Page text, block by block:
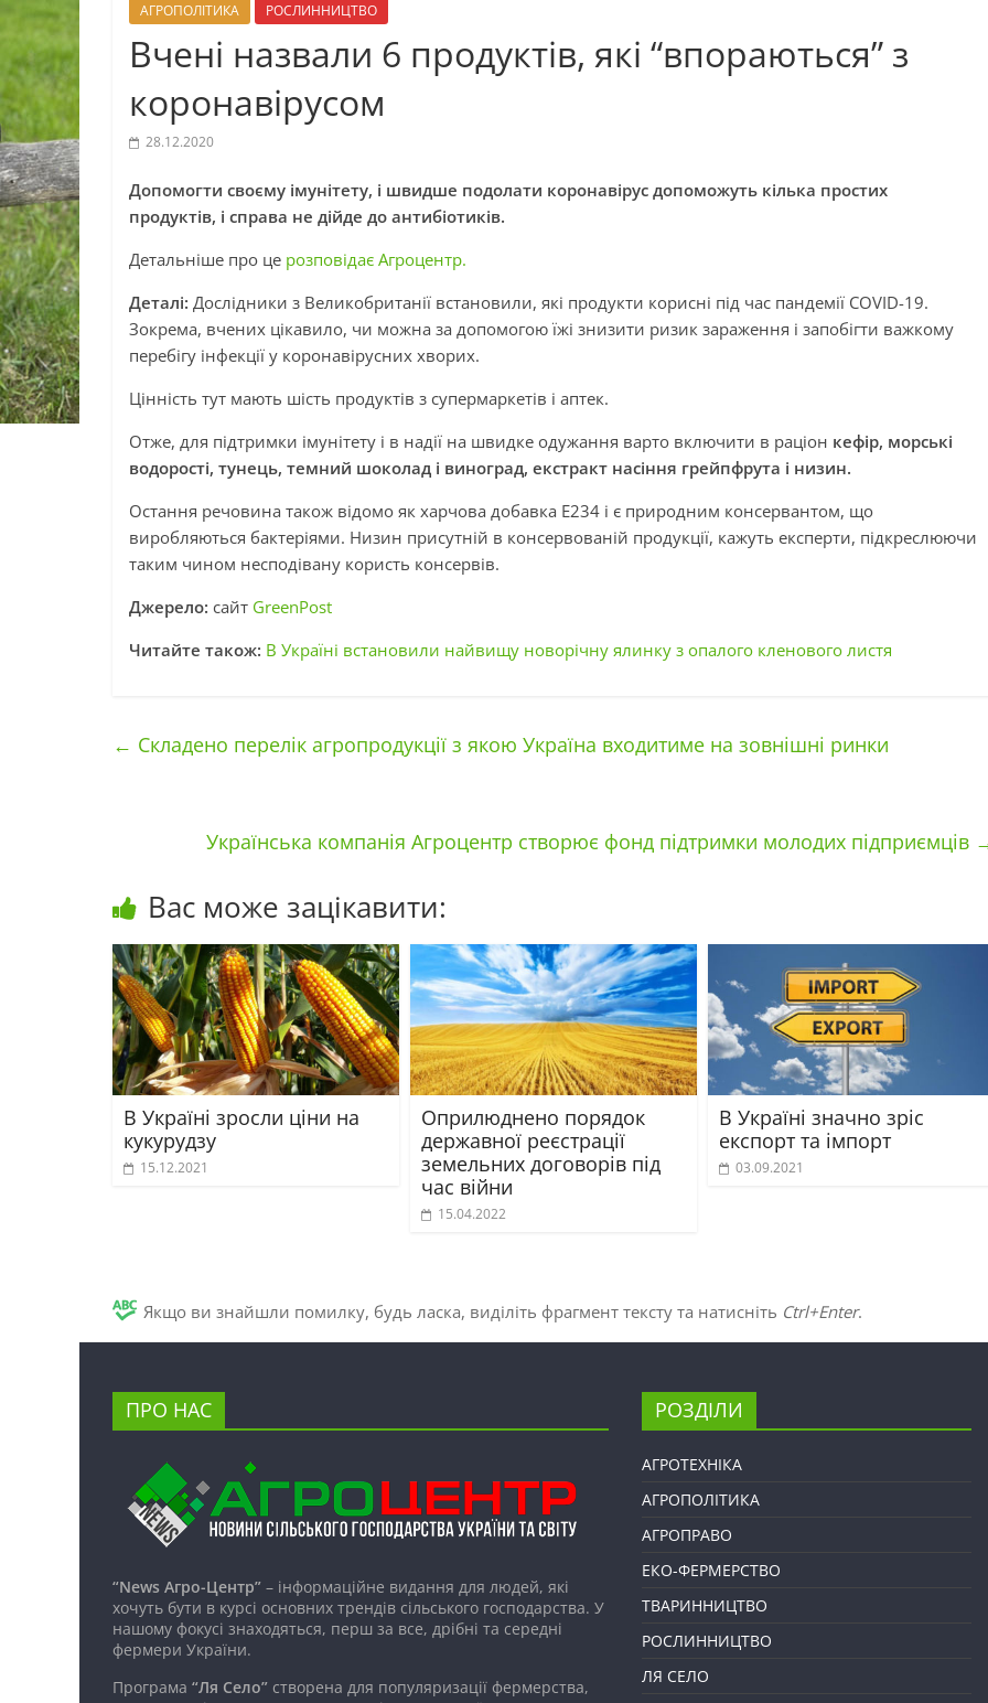
АГРОПОЛІТИКА РОСЛИННИЦТВО
Вчені назвали 6 продуктів, які “впораються” з
коронавірусом
28.12.2020
Допомогти своєму імунітету, і швидше подолати коронавірус допоможуть кілька простих
продуктів, і справа не дійде до антибіотиків.
Детальніше про це розповідає Агроцентр.
Деталі: Дослідники з Великобританії встановили, які продукти корисні під час пандемії COVID-19.
Зокрема, вчених цікавило, чи можна за допомогою їжі знизити ризик зараження і запобігти важкому
перебігу інфекції у коронавірусних хворих.
Цінність тут мають шість продуктів з супермаркетів і аптек.
Отже, для підтримки імунітету і в надії на швидке одужання варто включити в раціон кефір, морські
водорості, тунець, темний шоколад і виноград, екстракт насіння грейпфрута і низин.
Остання речовина також відомо як харчова добавка Е234 і є природним консервантом, що
виробляються бактеріями. Низин присутній в консервованій продукції, кажуть експерти, підкреслюючи
таким чином несподівану користь консервів.
Джерело: сайт GreenPost
Читайте також: В Україні встановили найвищу новорічну ялинку з опалого кленового листя
← Складено перелік агропродукції з якою Україна входитиме на зовнішні ринки
Українська компанія Агроцентр створює фонд підтримки молодих підприємців
Вас може зацікавити:
В Україні зросли ціни на
кукурудзу
15.12.2021
Оприлюднено порядок
державної реєстрації
земельних договорів під
час війни
15.04.2022
В Україні значно зріс
експорт та імпорт
03.09.2021
Якщо ви знайшли помилку, будь ласка, виділіть фрагмент тексту та натисніть Ctrl+Enter.
ПРО НАС
“News Агро-Центр” – інформаційне видання для людей, які
хочуть бути в курсі основних трендів сільського господарства. У
нашому фокусі знаходяться, перш за все, дрібні та середні
фермери України.
Програма “Ля Село” створена для популяризації фермерства,
РОЗДІЛИ
АГРОТЕХНІКА
АГРОПОЛІТИКА
АГРОПРАВО
ЕКО-ФЕРМЕРСТВО
ТВАРИННИЦТВО
РОСЛИННИЦТВО
ЛЯ СЕЛО